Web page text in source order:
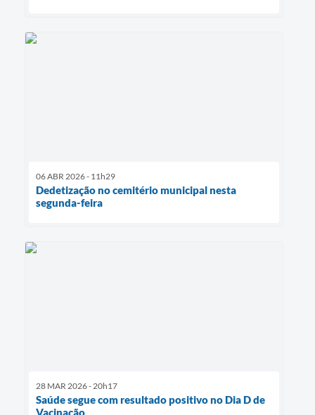
06 ABR 2026 - 11h29
Dedetização no cemitério municipal nesta
segunda-feira
28 MAR 2026 - 20h17
Saúde segue com resultado positivo no Dia D de
Vacinação